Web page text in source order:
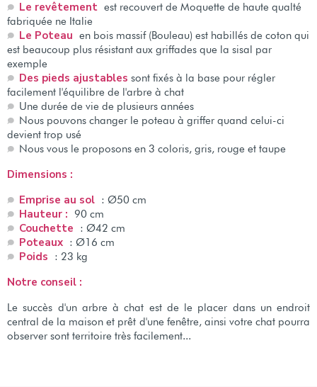
Le revêtement est recouvert de Moquette de haute qualté
fabriquée ne Italie
Le Poteau en bois massif (Bouleau) est habillés de coton qui
est beaucoup plus résistant aux griffades que la sisal par
exemple
Des pieds ajustables sont fixés à la base pour régler
facilement l'équilibre de l'arbre à chat
Une durée de vie de plusieurs années
Nous pouvons changer le poteau à griffer quand celui-ci
devient trop usé
Nous vous le proposons en 3 coloris, gris, rouge et taupe
Dimensions :
Emprise au sol : Ø50 cm
Hauteur : 90 cm
Couchette : Ø42 cm
Poteaux : Ø16 cm
Poids : 23 kg
Notre conseil :
Le succès d'un arbre à chat est de le placer dans un endroit
central de la maison et prêt d'une fenêtre, ainsi votre chat pourra
observer sont territoire très facilement...